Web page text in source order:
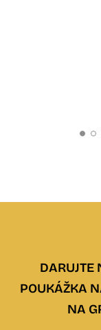
DARUJTE
POUKÁŽKA
NA